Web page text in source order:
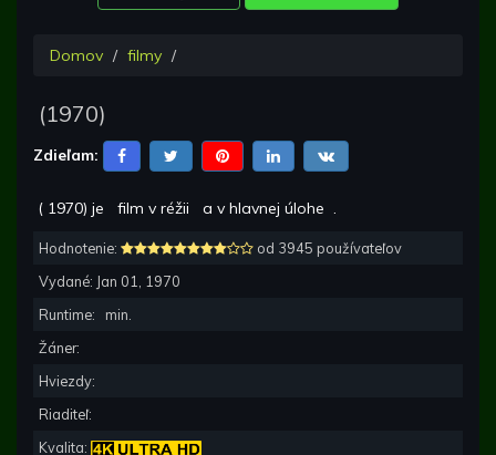
Domov filmy
(1970)
Zdieľam:
( 1970) je film v réžii a v hlavnej úlohe .
Hodnotenie:
od 3945 používateľov
Vydané: Jan 01, 1970
Runtime:
min.
Žáner:
Hviezdy:
Riaditeľ:
Kvalita: